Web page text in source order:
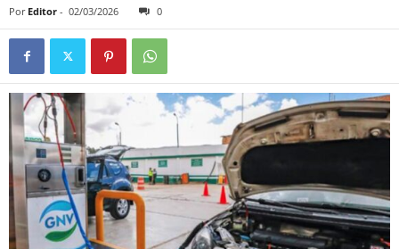
Por Editor - 02/03/2026 0